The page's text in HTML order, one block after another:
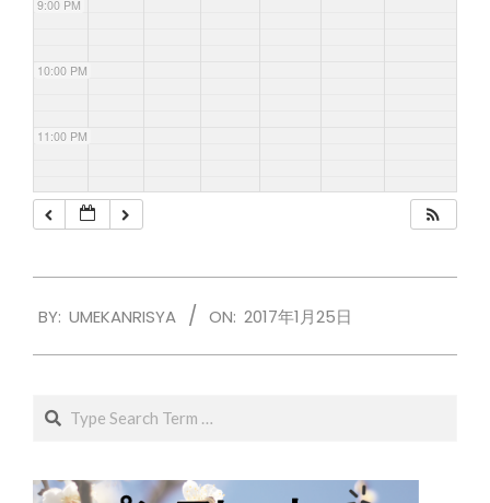
9:00 PM
10:00 PM
11:00 PM
01-
BY: UMEKANRISYA ON: 2017年1月25日
Search